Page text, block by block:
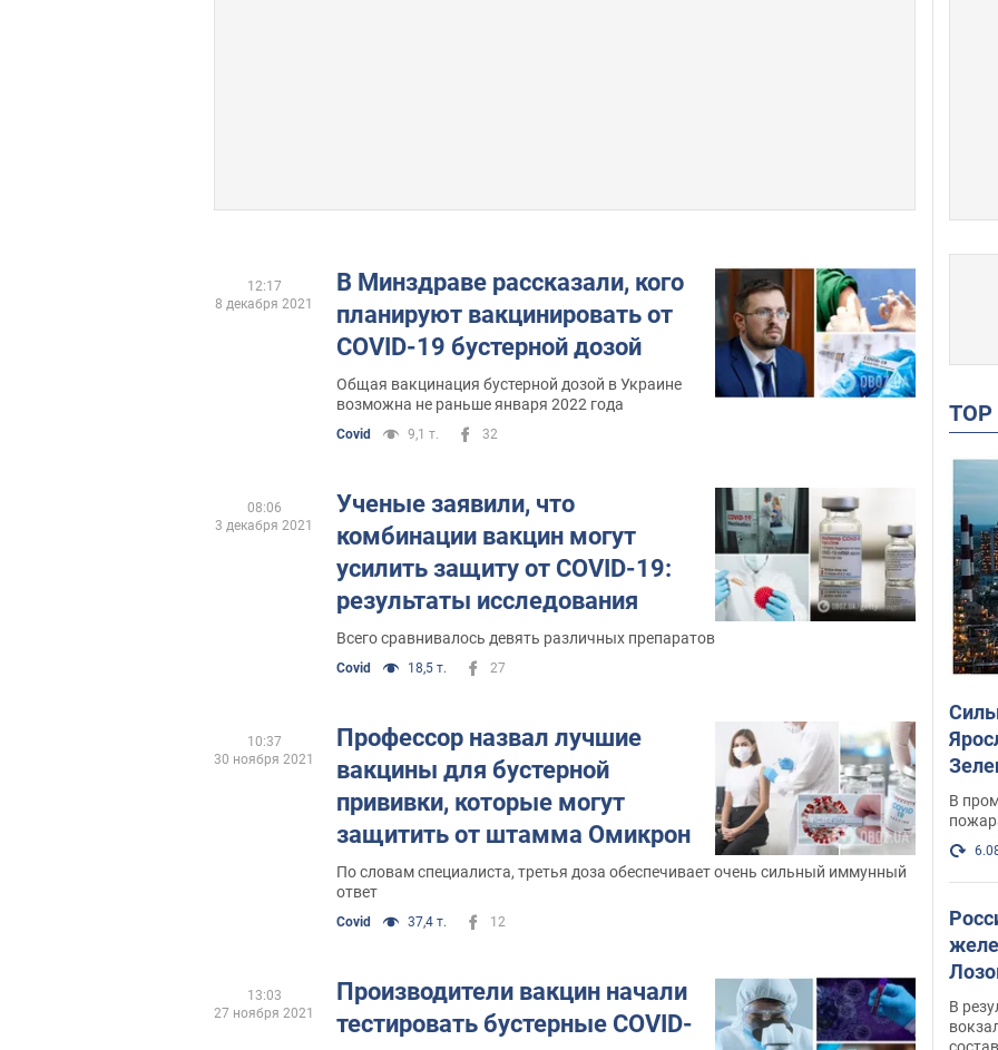
В Минздраве рассказали, кого
планируют вакцинировать от
COVID-19 бустерной дозой
Общая вакцинация бустерной дозой в Украине
возможна не раньше января 2022 года
Covid 9,1 т. 32
12:17
8 декабря 2021
Ученые заявили, что
комбинации вакцин могут
усилить защиту от COVID-19:
результаты исследования
Всего сравнивалось девять различных препаратов
Covid 18,5 т. 27
08:06
3 декабря 2021
Профессор назвал лучшие
вакцины для бустерной
прививки, которые могут
защитить от штамма Омикрон
По словам специалиста, третья доза обеспечивает очень сильный иммунный
ответ
Covid 37,4 т. 12
10:37
30 ноября 2021
Производители вакцин начали
тестировать бустерные COVID-
13:03
27 ноября 2021
В
В